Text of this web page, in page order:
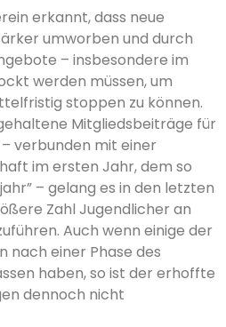
erkannt, dass neue
umworben und durch
– insbesondere im
werden müssen, um
stoppen zu können.
Mitgliedsbeiträge für
verbunden mit einer
im ersten Jahr, dem so
– gelang es in den letzten
Zahl Jugendlicher an
Auch wenn einige der
nach einer Phase des
haben, so ist der erhoffte
dennoch nicht